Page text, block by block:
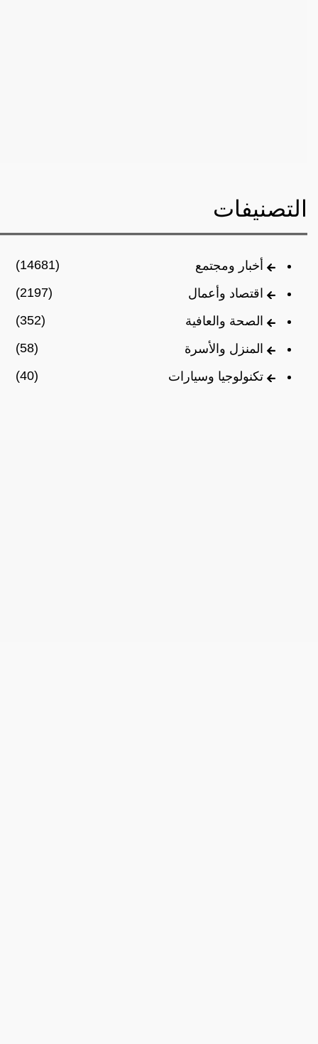
التصنيفات
أخبار ومجتمع
(14681)
اقتصاد وأعمال
(2197)
الصحة والعافية
(352)
المنزل والأسرة
(58)
تكنولوجيا وسيارات
(40)